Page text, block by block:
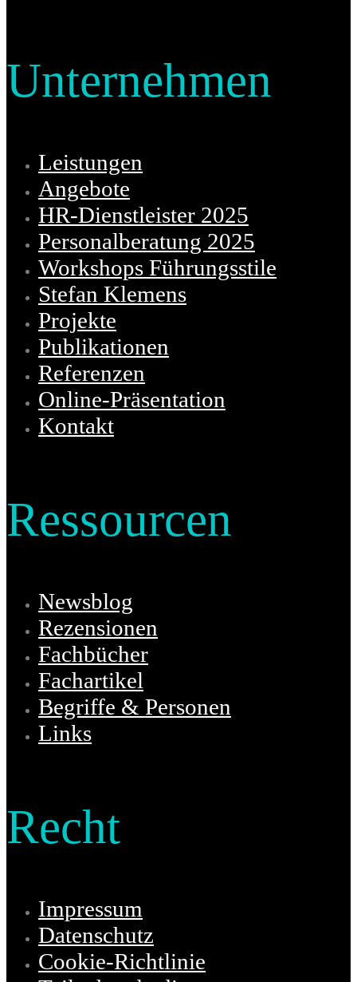
Unternehmen
Leistungen
Angebote
HR-Dienstleister 2025
Personalberatung 2025
Workshops Führungsstile
Stefan Klemens
Projekte
Publikationen
Referenzen
Online-Präsentation
Kontakt
Ressourcen
Newsblog
Rezensionen
Fachbücher
Fachartikel
Begriffe & Personen
Links
Recht
Impressum
Datenschutz
Cookie-Richtlinie